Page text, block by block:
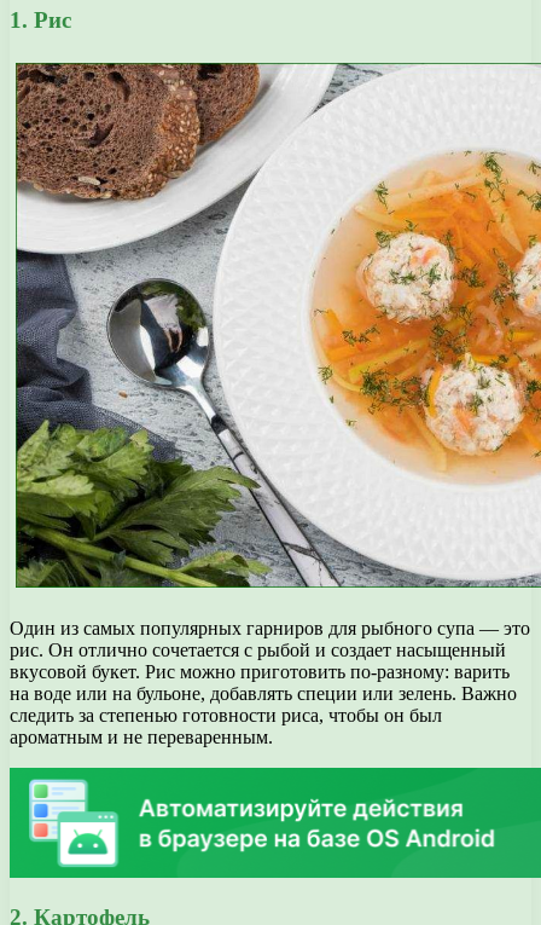
1. Рис
Один из самых популярных гарниров для рыбного супа — это
рис. Он отлично сочетается с рыбой и создает насыщенный
вкусовой букет. Рис можно приготовить по-разному: варить
на воде или на бульоне, добавлять специи или зелень. Важно
следить за степенью готовности риса, чтобы он был
ароматным и не переваренным.
2. Картофель